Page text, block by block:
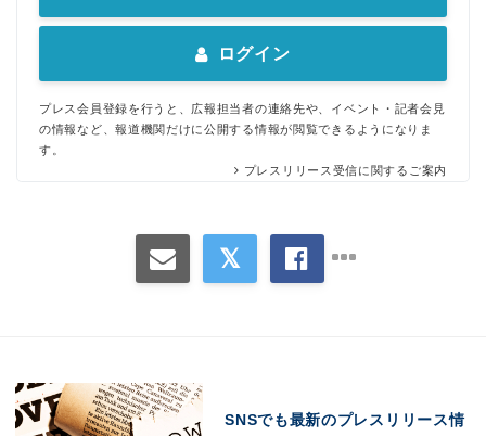
ログイン
プレス会員登録を行うと、広報担当者の連絡先や、イベント・記者会見
の情報など、報道機関だけに公開する情報が閲覧できるようになりま
す。
プレスリリース受信に関するご案内
SNSでも最新のプレスリリース情